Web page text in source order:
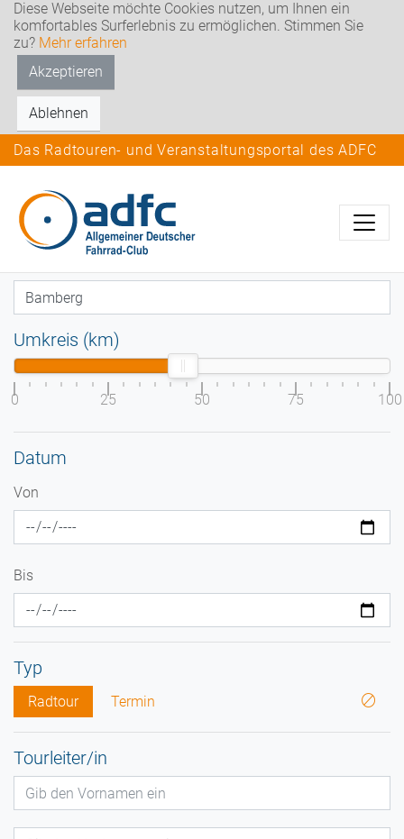
Diese Webseite möchte Cookies nutzen, um Ihnen ein
komfortables Surferlebnis zu ermöglichen. Stimmen Sie
zu? Mehr erfahren
Akzeptieren
Ablehnen
Das Radtouren- und Veranstaltungsportal des ADFC
Umkreis (km)
0 25 50 75 100
Datum
Von
Bis
Typ
Radtour Termin
Tourleiter/in